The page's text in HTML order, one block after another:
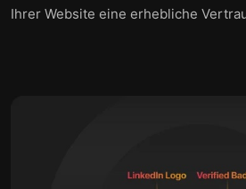
Ihrer Website eine erhebliche